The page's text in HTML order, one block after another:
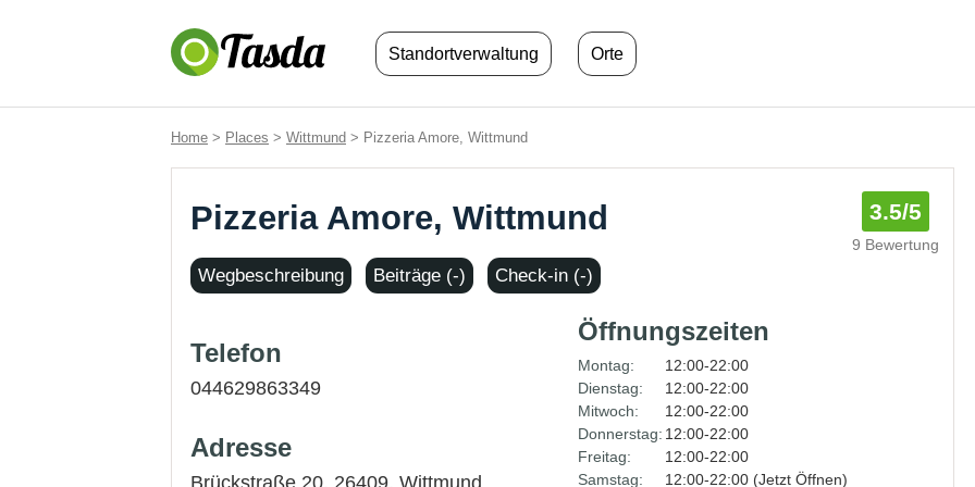
Standortverwaltung Orte
Home > Places > Wittmund > Pizzeria Amore, Wittmund
Pizzeria Amore, Wittmund 3.5/5
9 Bewertung
Wegbeschreibung Beiträge (-) Check-in (-)
Telefon
044629863349
Adresse
Brückstraße 20, 26409, Wittmund
Öffnungszeiten
Montag:
12:00-22:00
Dienstag:
12:00-22:00
Mitwoch:
12:00-22:00
Donnerstag: 12:00-22:00
Freitag:
12:00-22:00
Samstag:
12:00-22:00 (Jetzt Öffnen)